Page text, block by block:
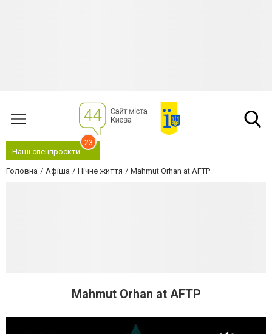
Наші спецпроєкти
23
Головна Афіша Нічне життя Mahmut Orhan at AFTP
Mahmut Orhan at AFTP